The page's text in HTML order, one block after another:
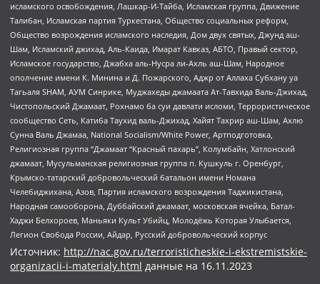
исламского освобождения, Лашкар-И-Тайба, Исламская группа, Движение
Талибан, Исламская партия Туркестана, Общество социальных реформ,
Общество возрождения исламского наследия, Дом двух святых, Джунд аш-
Шам, Исламский джихад, Аль-Каида, Имарат Кавказ, АБТО, Правый сектор,
Исламское государство, Джабха аль-Нусра ли-Ахль аш-Шам, Народное
ополчение имени К. Минина и Д. Пожарского, Аджр от Аллаха Субхану уа
Тагьаля SHAM, АУМ Синрике, Муджахеды джамаата Ат-Тавхида Валь-Джихад,
Чистопольский Джамаат, Рохнамо ба суи давлати исломи, Террористическое
сообщество Сеть, Катиба Таухид валь-Джихад, Хайят Тахрир аш-Шам, Ахлю
Сунна Валь Джамаа, National Socialism/White Power, Артподготовка,
Религиозная группа “Джамаат “Красный пахарь”, Колумбайн, Хатлонский
джамаат, Мусульманская религиозная группа п. Кушкуль г. Оренбург,
Крымско-татарский добровольческий батальон имени Номана
Челебиджихана, Азов, Партия исламского возрождения Таджикистана,
Народная самооборона, Дуббайский джамаат, московская ячейка, Батал-
Хаджи Белхороев, Маньяки Культ Убийц, Молодёжь Которая Улыбается,
Легион Свобода России, Айдар, Русский добровольческий корпус
Источник: http://nac.gov.ru/terroristicheskie-i-ekstremistskie-
organizacii-i-materialy.html данные на 16.11.2023